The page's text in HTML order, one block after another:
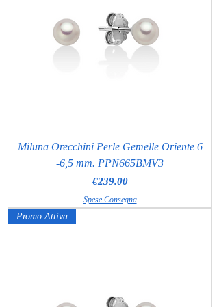
Miluna Orecchini Perle Gemelle Oriente 6
-6,5 mm. PPN665BMV3
Price
€239.00
Spese Consegna
Promo Attiva